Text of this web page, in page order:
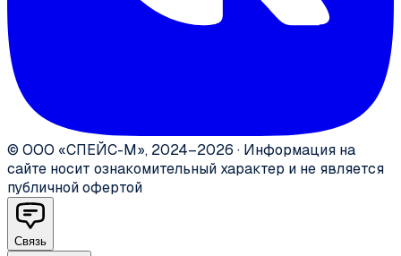
© ООО «СПЕЙС-М», 2024–2026 · Информация на
сайте носит ознакомительный характер и не является
публичной офертой
Связь